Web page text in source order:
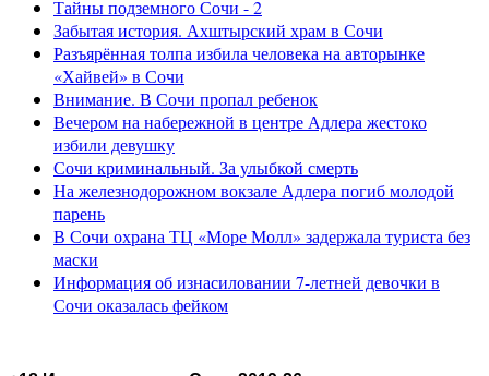
Тайны подземного Сочи - 2
Забытая история. Ахштырский храм в Сочи
Разъярённая толпа избила человека на авторынке
«Хайвей» в Сочи
Внимание. В Сочи пропал ребенок
Вечером на набережной в центре Адлера жестоко
избили девушку
Сочи криминальный. За улыбкой смерть
На железнодорожном вокзале Адлера погиб молодой
парень
В Сочи охрана ТЦ «Море Молл» задержала туриста без
маски
Информация об изнасиловании 7-летней девочки в
Сочи оказалась фейком